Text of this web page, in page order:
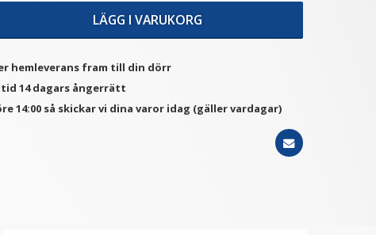
Step Up Ring 52-58mm -
Gör filtergängan större
★
69 kr
LÄGG I VARUKORG
JJC Deluxe avtryckarknapp
- Guld & Blå
LÄGG I VARUKORG
hemleverans fram till din dörr
14 dagars ångerrätt
14:00 så skickar vi dina varor idag (gäller vardagar)